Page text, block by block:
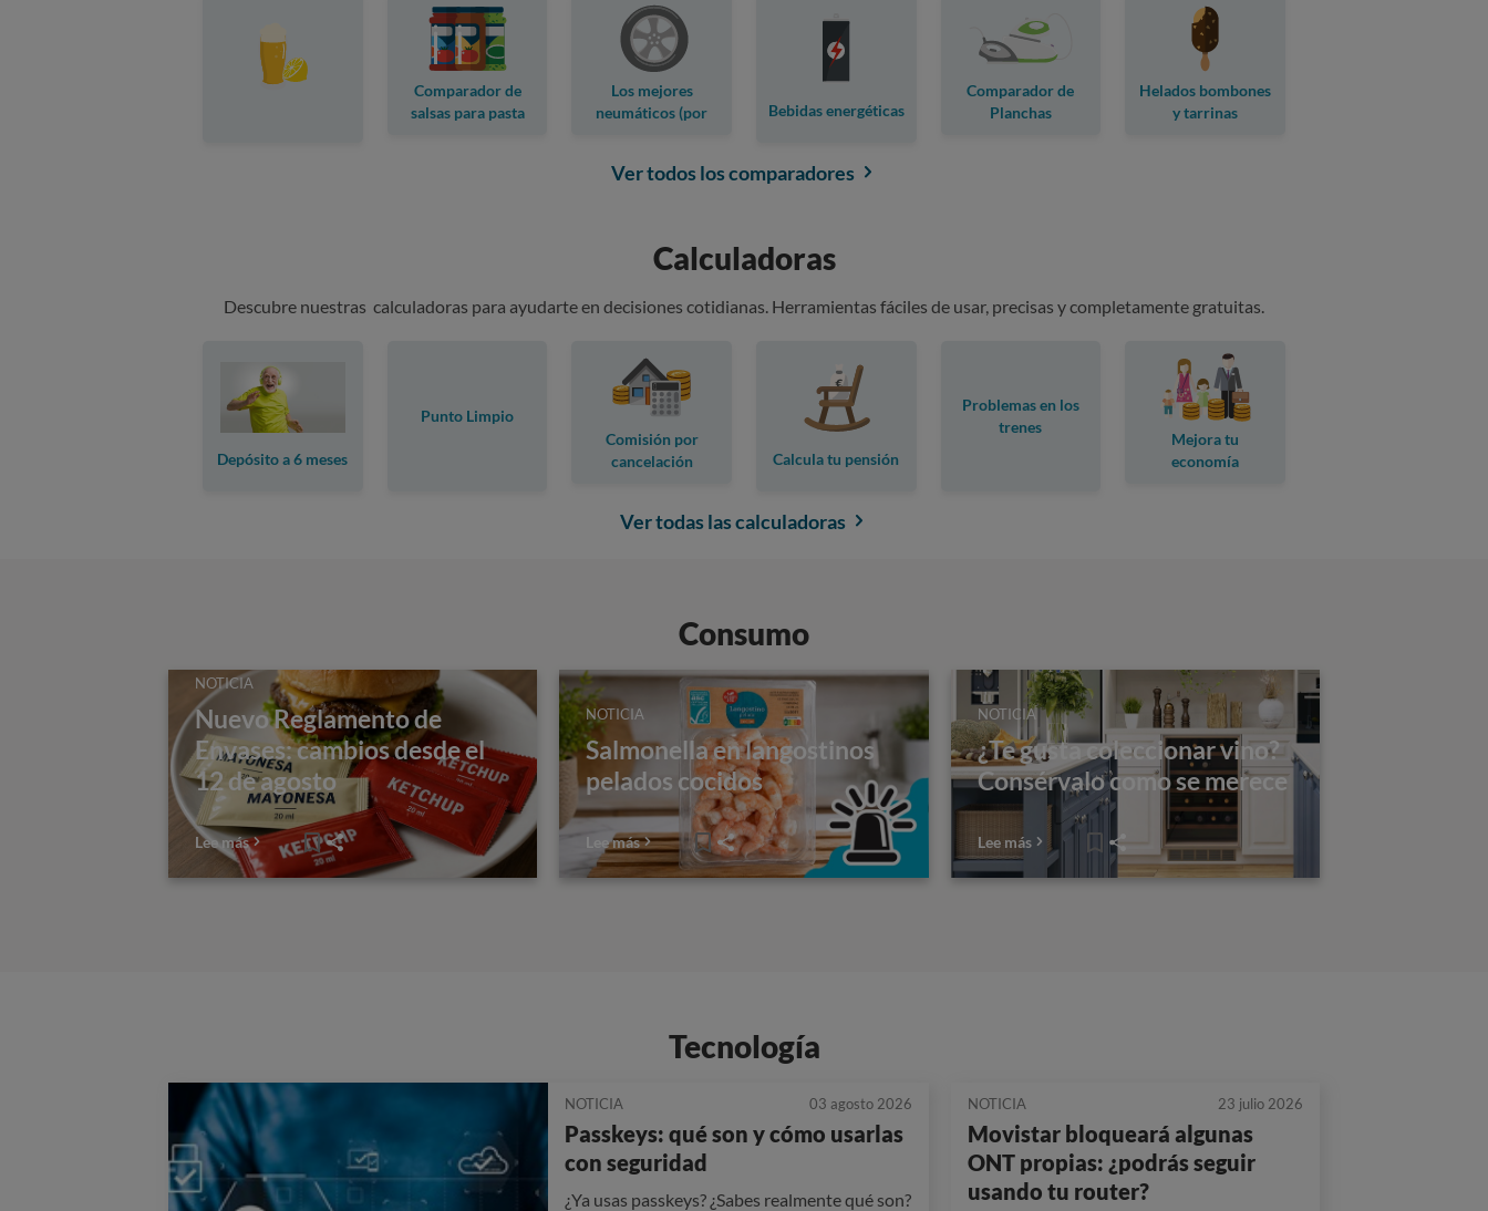
Comparador de
salsas para pasta
Los mejores
neumáticos (por
Bebidas energéticas
Comparador de
Planchas
Helados bombones
y tarrinas
Ver todos los comparadores
Calculadoras
Descubre nuestras calculadoras para ayudarte en decisiones cotidianas. Herramientas fáciles de usar, precisas y completamente gratuitas.
Depósito a 6 meses
Punto Limpio
Comisión por
cancelación
Calcula tu pensión
Problemas en los
trenes
Mejora tu
economía
Ver todas las calculadoras
Consumo
NOTICIA
Nuevo Reglamento de
Envases: cambios desde el
12 de agosto
Lee más
NOTICIA
Salmonella en langostinos
pelados cocidos
Lee más
NOTICIA
¿Te gusta coleccionar vino?
Consérvalo como se merece
Lee más
Tecnología
NOTICIA 03 agosto 2026
Passkeys: qué son y cómo usarlas
con seguridad
¿Ya usas passkeys? ¿Sabes realmente qué son?
NOTICIA 23 julio 2026
Movistar bloqueará algunas
ONT propias: ¿podrás seguir
usando tu router?